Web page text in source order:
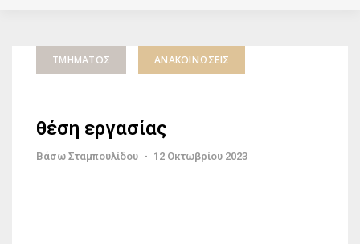
ΤΜΉΜΑΤΟΣ ΑΝΑΚΟΙΝΏΣΕΙΣ
θέση εργασίας
Βάσω Σταμπουλίδου - 12 Οκτωβρίου 2023